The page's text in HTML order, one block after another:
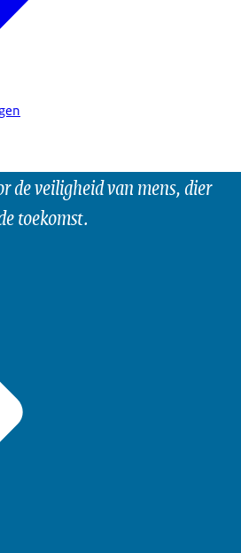
de veiligheid van mens, dier
toekomst.